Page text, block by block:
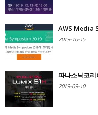
AWS Media
2019-10-15
파나소닉코리
2019-09-10